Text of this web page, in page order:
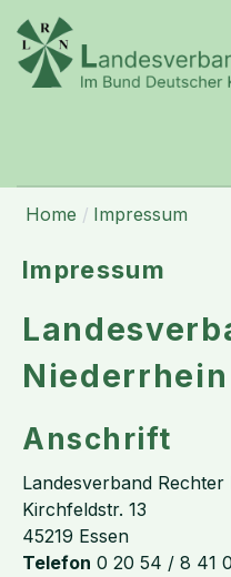
Home Impressum
Impressum
Niederrhein
Anschrift
Landesverband Rechter
Kirchfeldstr. 13
45219 Essen
Telefon 0 20 54 / 8 41